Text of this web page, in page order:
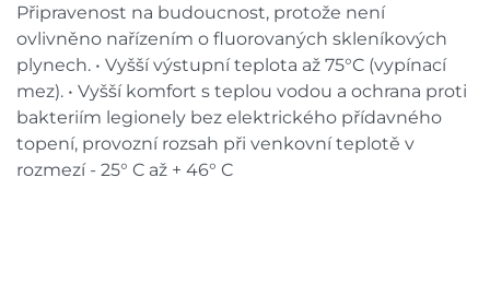
Připravenost na budoucnost, protože není
ovlivněno nařízením o fluorovaných skleníkových
plynech. • Vyšší výstupní teplota až 75°C (vypínací
mez). • Vyšší komfort s teplou vodou a ochrana proti
bakteriím legionely bez elektrického přídavného
topení, provozní rozsah při venkovní teplotě v
rozmezí - 25° C až + 46° C